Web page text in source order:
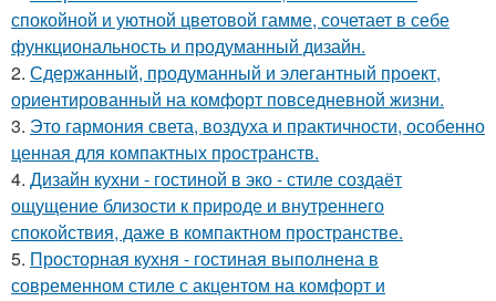
спокойной и уютной цветовой гамме, сочетает в себе
функциональность и продуманный дизайн.
2. Сдержанный, продуманный и элегантный проект,
ориентированный на комфорт повседневной жизни.
3. Это гармония света, воздуха и практичности, особенно
ценная для компактных пространств.
4. Дизайн кухни - гостиной в эко - стиле создаёт
ощущение близости к природе и внутреннего
спокойствия, даже в компактном пространстве.
5. Просторная кухня - гостиная выполнена в
современном стиле с акцентом на комфорт и